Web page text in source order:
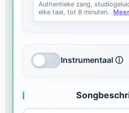
Authentieke zang,
elke taal, tot 8 minuten.
Meer
Instrumentaal ⓘ